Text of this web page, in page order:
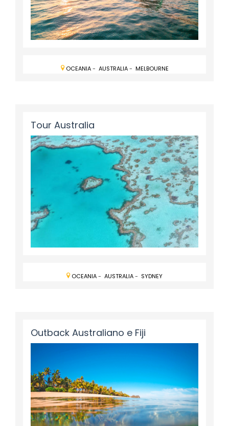
OCEANIA- AUSTRALIA- MELBOURNE
Tour Australia
OCEANIA- AUSTRALIA- SYDNEY
Outback Australiano e Fiji